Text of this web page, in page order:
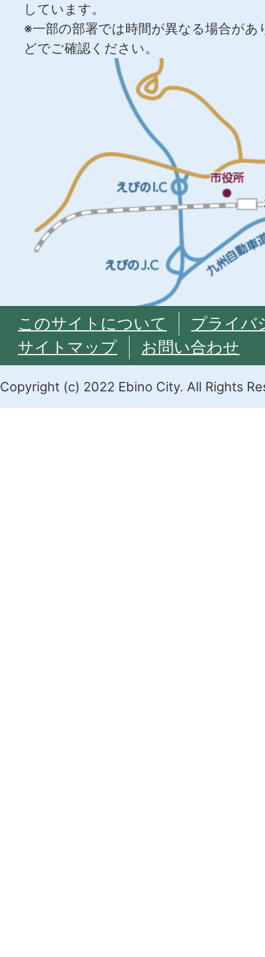
しています。
※一部の部署では時間が異なる場合が
どでご確認ください。
このサイトについて
プライバ
サイトマップ
お問い合わせ
Copyright (c) 2022 Ebino City. All Rights